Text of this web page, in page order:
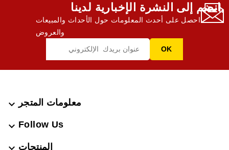
انضم إلى النشرة الإخبارية لدينا,
احصل على أحدث المعلومات حول الأحداث والمبيعات
والعروض
معلومات المتجر 
Follow Us

المنتجات